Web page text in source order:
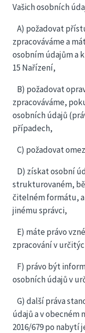
Vašich osobních
A) požadovat
zpracováváme a
osobním údajům a
15 Nařízení,
B) požadovat
zpracováváme,
osobních údajů
případech,
C) požadovat
D) získat osobní
strukturovaném,
čitelném formátu,
jinému správci,
E) máte právo
zpracování v
F) právo být
osobních údajů v
G) další práva
údajů a v obecném
2016/679 po nabytí